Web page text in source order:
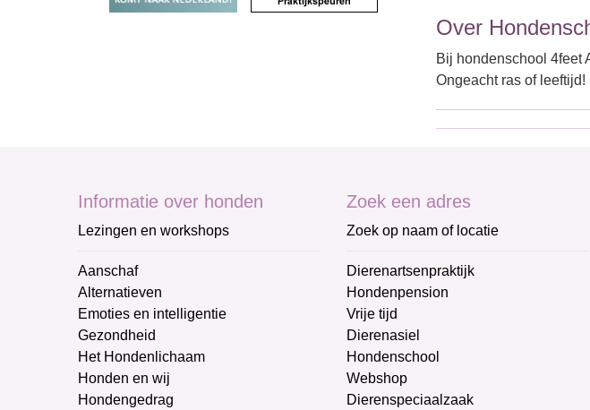
Over
Bij hondenschool 4feet
Ongeacht ras of leeftijd!
Informatie over honden
Lezingen en workshops
Aanschaf
Alternatieven
Emoties en intelligentie
Gezondheid
Het Hondenlichaam
Honden en wij
Hondengedrag
Zoek een adres
Zoek op naam of locatie
Dierenartsenpraktijk
Hondenpension
Vrije tijd
Dierenasiel
Hondenschool
Webshop
Dierenspeciaalzaak